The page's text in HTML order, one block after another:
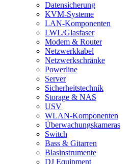
Datensicherung
KVM-Systeme
LAN-Komponenten
LWL/Glasfaser
Modem & Router
Netzwerkkabel
Netzwerkschränke
Powerline
Server
Sicherheitstechnik
Storage & NAS
USV
WLAN-Komponenten
Überwachungskameras
Switch
Bass & Gitarren
Blasinstrumente
DJ Equipment